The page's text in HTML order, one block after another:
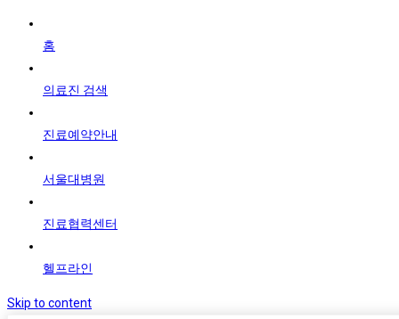
홈
의료진 검색
진료예약안내
서울대병원
진료협력센터
헬프라인
Skip to content